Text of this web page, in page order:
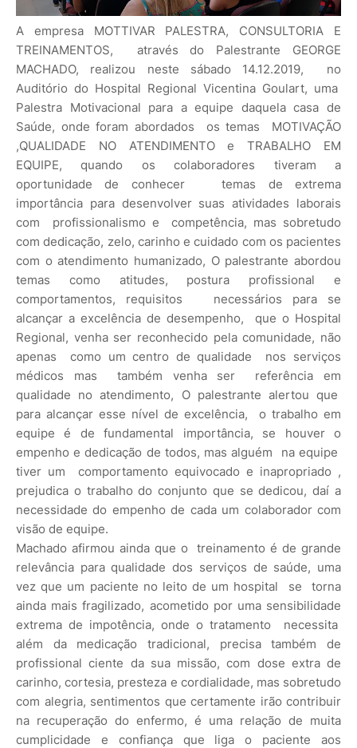
A empresa MOTTIVAR PALESTRA, CONSULTORIA E
TREINAMENTOS, através do Palestrante GEORGE
MACHADO, realizou neste sábado 14.12.2019, no
Auditório do Hospital Regional Vicentina Goulart, uma
Palestra Motivacional para a equipe daquela casa de
Saúde, onde foram abordados os temas MOTIVAÇÃO
,QUALIDADE NO ATENDIMENTO e TRABALHO EM
EQUIPE, quando os colaboradores tiveram a
oportunidade de conhecer temas de extrema
importância para desenvolver suas atividades laborais
com profissionalismo e competência, mas sobretudo
com dedicação, zelo, carinho e cuidado com os pacientes
com o atendimento humanizado, O palestrante abordou
temas como atitudes, postura profissional e
comportamentos, requisitos necessários para se
alcançar a excelência de desempenho, que o Hospital
Regional, venha ser reconhecido pela comunidade, não
apenas como um centro de qualidade nos serviços
médicos mas também venha ser referência em
qualidade no atendimento, O palestrante alertou que
para alcançar esse nível de excelência, o trabalho em
equipe é de fundamental importância, se houver o
empenho e dedicação de todos, mas alguém na equipe
tiver um comportamento equivocado e inapropriado ,
prejudica o trabalho do conjunto que se dedicou, daí a
necessidade do empenho de cada um colaborador com
visão de equipe.
Machado afirmou ainda que o treinamento é de grande
relevância para qualidade dos serviços de saúde, uma
vez que um paciente no leito de um hospital se torna
ainda mais fragilizado, acometido por uma sensibilidade
extrema de impotência, onde o tratamento necessita
além da medicação tradicional, precisa também de
profissional ciente da sua missão, com dose extra de
carinho, cortesia, presteza e cordialidade, mas sobretudo
com alegria, sentimentos que certamente irão contribuir
na recuperação do enfermo, é uma relação de muita
cumplicidade e confiança que liga o paciente aos